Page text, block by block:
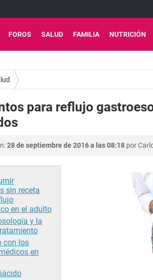
FOROS SALUD FAMILIA NUTRICIÓN
para reflujo
28 de septiembre de 2016 a las 08:18 por
sin receta
en el adulto
y la
con los
en